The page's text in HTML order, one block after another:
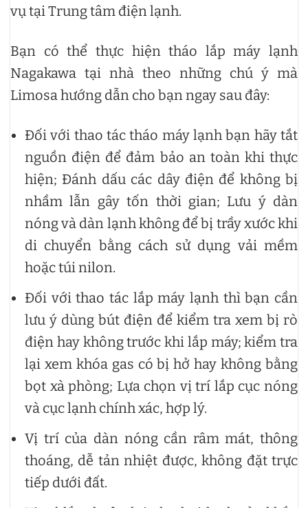
vụ tại Trung tâm điện lạnh.
Bạn có thể thực hiện tháo lắp máy lạnh
Nagakawa tại nhà theo những chú ý mà
Limosa hướng dẫn cho bạn ngay sau đây:
Đối với thao tác tháo máy lạnh bạn hãy tắt
nguồn điện để đảm bảo an toàn khi thực
hiện; Đánh dấu các dây điện để không bị
nhầm lẫn gây tốn thời gian; Lưu ý dàn
nóng và dàn lạnh không để bị trầy xước khi
di chuyển bằng cách sử dụng vải mềm
hoặc túi nilon.
Đối với thao tác lắp máy lạnh thì bạn cần
lưu ý dùng bút điện để kiểm tra xem bị rò
điện hay không trước khi lắp máy; kiểm tra
lại xem khóa gas có bị hở hay không bằng
bọt xà phòng; Lựa chọn vị trí lắp cục nóng
và cục lạnh chính xác, hợp lý.
Vị trí của dàn nóng cần râm mát, thông
thoáng, dễ tản nhiệt được, không đặt trực
tiếp dưới đất.